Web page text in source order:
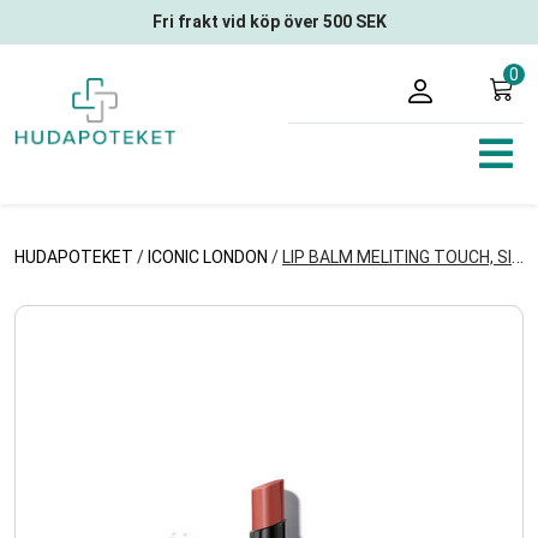
Fri frakt vid köp över 500 SEK
0
HUDAPOTEKET / ICONIC LONDON / LIP BALM MELITING TOUCH, SITTING PRETTY